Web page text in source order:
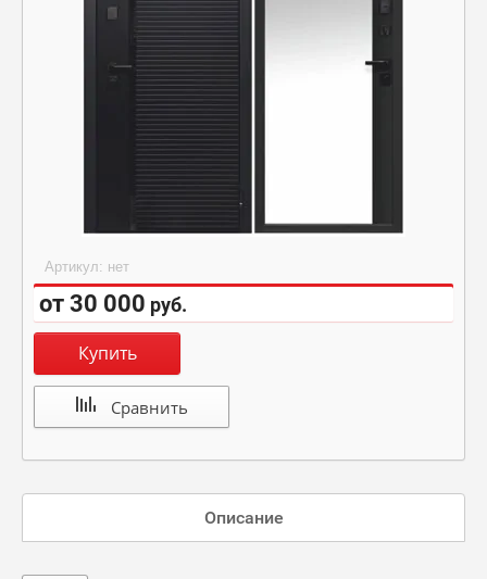
Артикул: нет
от 30 000 руб.
Купить
Сравнить
Описание